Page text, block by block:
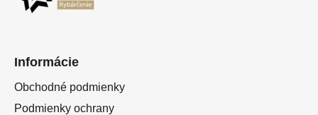
Informácie
Obchodné podmienky
Podmienky ochrany